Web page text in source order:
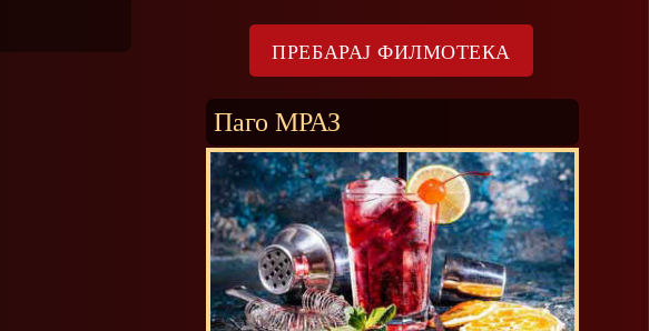
Паго МРАЗ